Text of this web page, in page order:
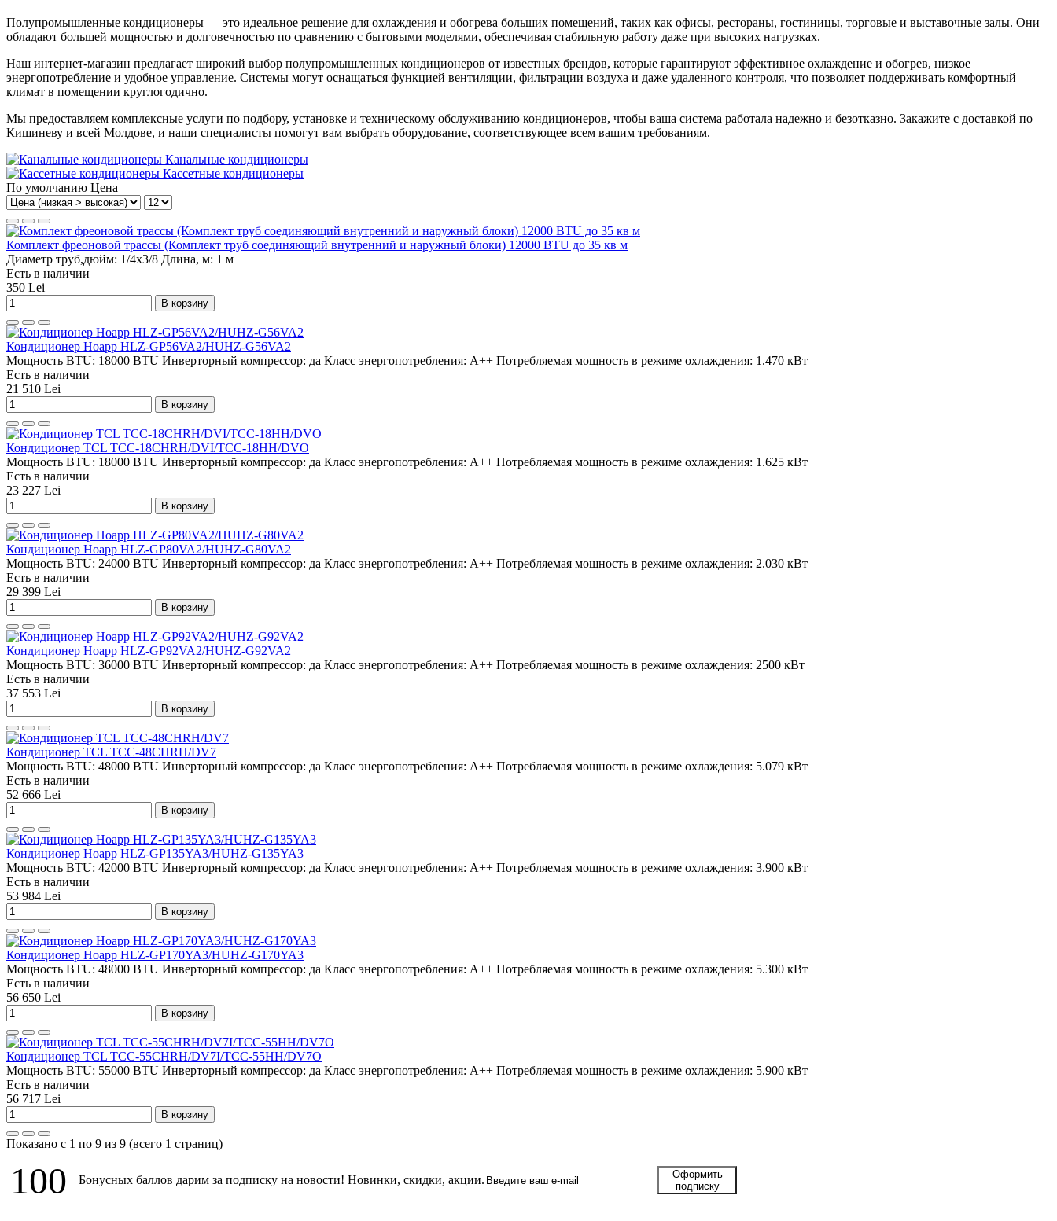
Полупромышленные кондиционеры — это идеальное решение для охлаждения и обогрева больших помещений, таких как офисы, рестораны, гостиницы, торговые и выставочные залы. Они
обладают большей мощностью и долговечностью по сравнению с бытовыми моделями, обеспечивая стабильную работу даже при высоких нагрузках.
Наш интернет-магазин предлагает широкий выбор полупромышленных кондиционеров от известных брендов, которые гарантируют эффективное охлаждение и обогрев, низкое
энергопотребление и удобное управление. Системы могут оснащаться функцией вентиляции, фильтрации воздуха и даже удаленного контроля, что позволяет поддерживать комфортный
климат в помещении круглогодично.
Мы предоставляем комплексные услуги по подбору, установке и техническому обслуживанию кондиционеров, чтобы ваша система работала надежно и безотказно. Закажите с доставкой по
Кишиневу и всей Молдове, и наши специалисты помогут вам выбрать оборудование, соответствующее всем вашим требованиям.
Канальные кондиционеры
Кассетные кондиционеры
По умолчанию Цена
Комплект фреоновой трассы (Комплект труб соединяющий внутренний и наружный блоки) 12000 BTU до 35 кв м
Диаметр труб,дюйм: 1/4x3/8 Длина, м: 1 м
Есть в наличии
350 Lei
В корзину
Кондиционер Hoapp HLZ-GP56VA2/HUHZ-G56VA2
Мощность BTU: 18000 BTU Инверторный компрессор: да Класс энергопотребления: A++ Потребляемая мощность в режиме охлаждения: 1.470 кВт
Есть в наличии
21 510 Lei
В корзину
Кондиционер TCL TCC-18CHRH/DVI/TCC-18HH/DVO
Мощность BTU: 18000 BTU Инверторный компрессор: да Класс энергопотребления: A++ Потребляемая мощность в режиме охлаждения: 1.625 кВт
Есть в наличии
23 227 Lei
В корзину
Кондиционер Hoapp HLZ-GP80VA2/HUHZ-G80VA2
Мощность BTU: 24000 BTU Инверторный компрессор: да Класс энергопотребления: A++ Потребляемая мощность в режиме охлаждения: 2.030 кВт
Есть в наличии
29 399 Lei
В корзину
Кондиционер Hoapp HLZ-GP92VA2/HUHZ-G92VA2
Мощность BTU: 36000 BTU Инверторный компрессор: да Класс энергопотребления: A++ Потребляемая мощность в режиме охлаждения: 2500 кВт
Есть в наличии
37 553 Lei
В корзину
Кондиционер TCL TCC-48CHRH/DV7
Мощность BTU: 48000 BTU Инверторный компрессор: да Класс энергопотребления: A++ Потребляемая мощность в режиме охлаждения: 5.079 кВт
Есть в наличии
52 666 Lei
В корзину
Кондиционер Hoapp HLZ-GP135YA3/HUHZ-G135YA3
Мощность BTU: 42000 BTU Инверторный компрессор: да Класс энергопотребления: A++ Потребляемая мощность в режиме охлаждения: 3.900 кВт
Есть в наличии
53 984 Lei
В корзину
Кондиционер Hoapp HLZ-GP170YA3/HUHZ-G170YA3
Мощность BTU: 48000 BTU Инверторный компрессор: да Класс энергопотребления: A++ Потребляемая мощность в режиме охлаждения: 5.300 кВт
Есть в наличии
56 650 Lei
В корзину
Кондиционер TCL TCC-55CHRH/DV7I/TCC-55HH/DV7O
Мощность BTU: 55000 BTU Инверторный компрессор: да Класс энергопотребления: A++ Потребляемая мощность в режиме охлаждения: 5.900 кВт
Есть в наличии
56 717 Lei
В корзину
Показано с 1 по 9 из 9 (всего 1 страниц)
100 Бонусных баллов дарим за подписку на новости! Новинки, скидки, акции.
Оформить
подписку